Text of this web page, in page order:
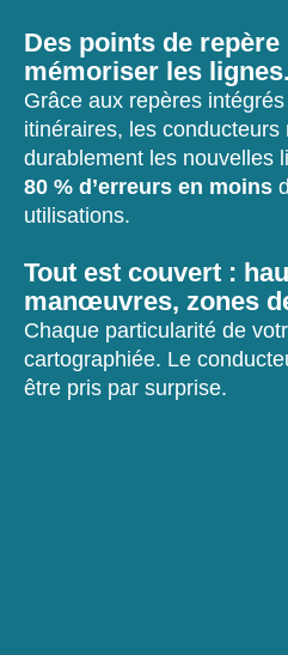
Des points de repère
mémoriser les lignes.
Grâce aux repères
itinéraires, les conducteurs
durablement les nouvelles
80 % d’erreurs en moins
utilisations.
Tout est couvert :
manœuvres, zones
Chaque particularité de
cartographiée. Le
être pris par surprise.